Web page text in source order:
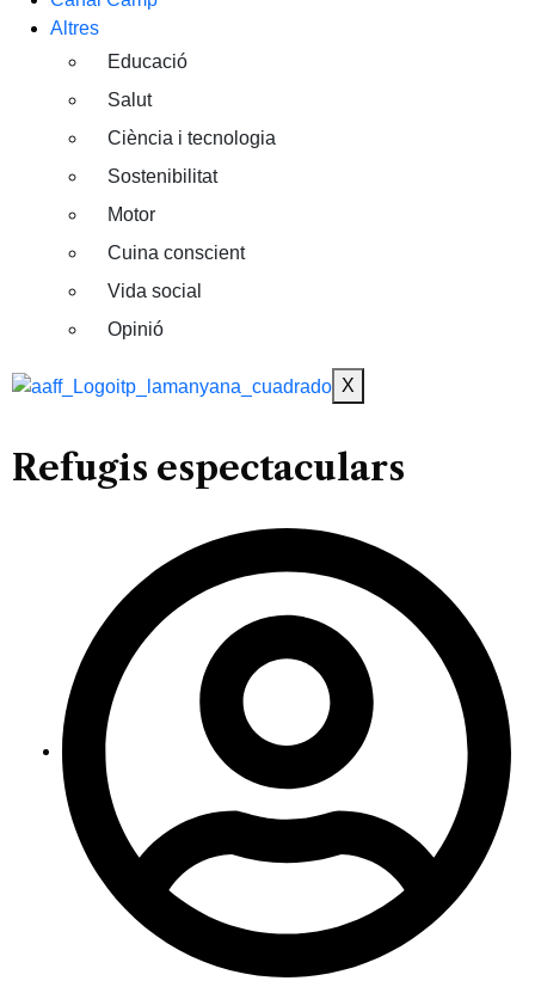
Altres
Educació
Salut
Ciència i tecnologia
Sostenibilitat
Motor
Cuina conscient
Vida social
Opinió
X
Refugis espectaculars